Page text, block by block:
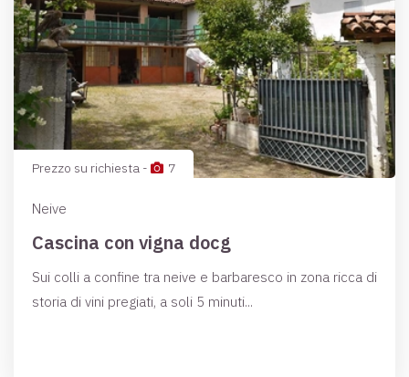
Prezzo su richiesta - 7
Neive
Cascina con vigna docg
Sui colli a confine tra neive e barbaresco in zona ricca di
storia di vini pregiati, a soli 5 minuti...